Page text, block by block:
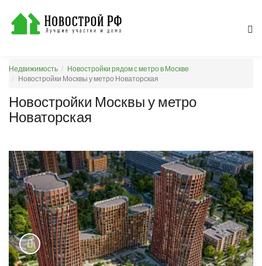
Недвижимость
Новостройки рядом с метро в Москве
Новостройки Москвы у метро Новаторская
Новостройки Москвы у метро
Новаторская